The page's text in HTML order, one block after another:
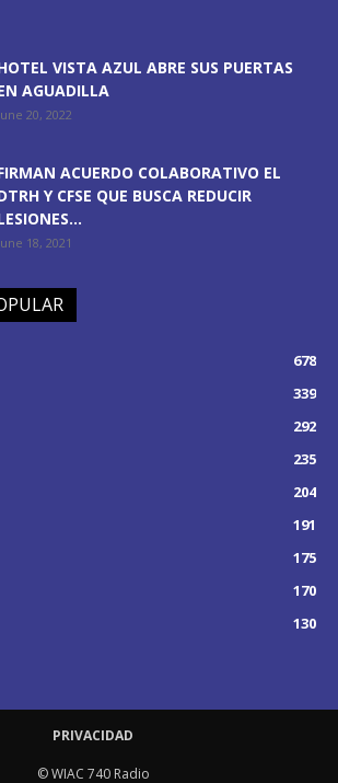
VISTA AZUL ABRE SUS PUERTAS
AGUADILLA
20, 2022
ACUERDO COLABORATIVO EL
Y CFSE QUE BUSCA REDUCIR
18, 2021
678
339
292
235
204
191
175
170
130
PRIVACIDAD
© WIAC 740 Radio